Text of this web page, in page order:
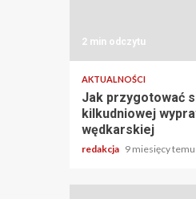
2 min odczytu
AKTUALNOŚCI
Jak przygotować
kilkudniowej
wędkarskiej
redakcja 9 miesięcy temu